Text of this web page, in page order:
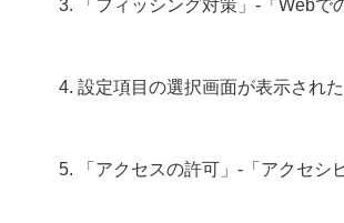
「フィッシング対策」-「Web
設定項目の選択画面が表示され
「アクセスの許可」-「アクセ